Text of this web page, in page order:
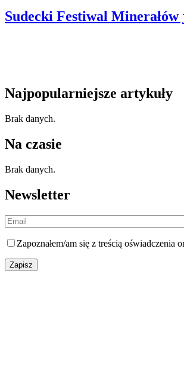
Sudecki Festiwal
Najpopularniejsze artykuły
Brak danych.
Na czasie
Brak danych.
Newsletter
Zapoznałem/am się z treścią oświadczenia